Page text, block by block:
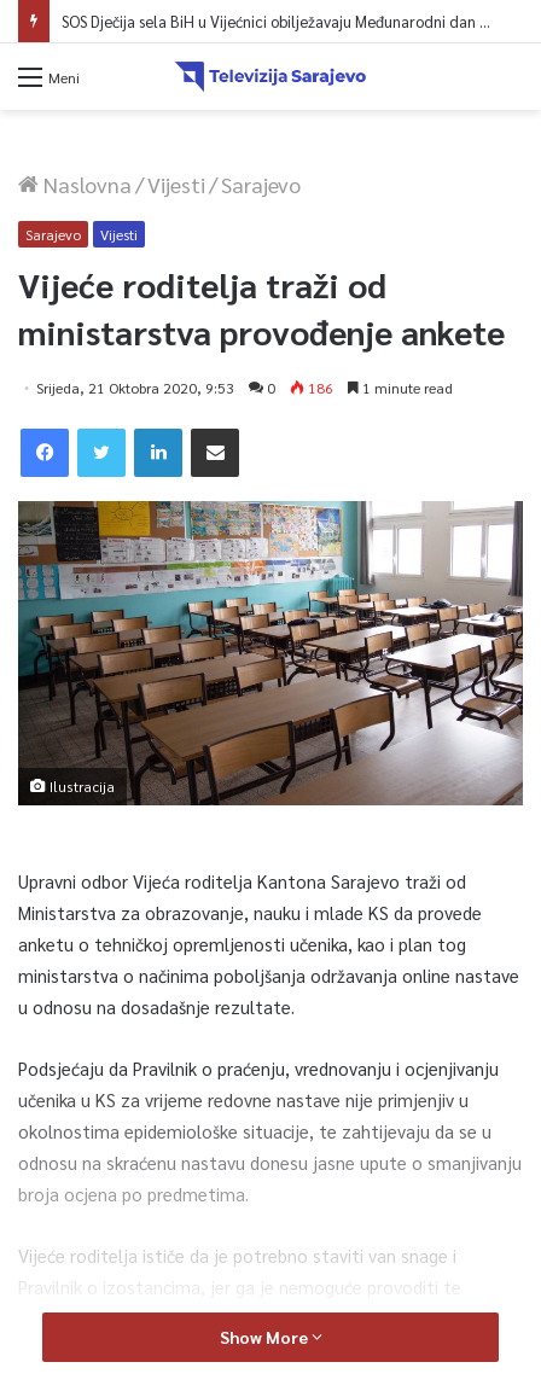
SOS Dječija sela BiH u Vijećnici obilježavaju Međunarodni dan mladih: Više od 200 zaposlenih i stambena podrška za osamostaljivanje
Meni
Naslovna/Vijesti/Sarajevo
Sarajevo Vijesti
Vijeće roditelja traži od
ministarstva provođenje ankete
Srijeda, 21 Oktobra 2020, 9:53 0 186 1 minute read
Ilustracija
Upravni odbor Vijeća roditelja Kantona Sarajevo traži od
Ministarstva za obrazovanje, nauku i mlade KS da provede
anketu o tehničkoj opremljenosti učenika, kao i plan tog
ministarstva o načinima poboljšanja održavanja online nastave
u odnosu na dosadašnje rezultate.
Podsjećaju da Pravilnik o praćenju, vrednovanju i ocjenjivanju
učenika u KS za vrijeme redovne nastave nije primjenjiv u
okolnostima epidemiološke situacije, te zahtijevaju da se u
odnosu na skraćenu nastavu donesu jasne upute o smanjivanju
broja ocjena po predmetima.
Vijeće roditelja ističe da je potrebno staviti van snage i
Pravilnik o izostancima, jer ga je nemoguće provoditi te
naglašavaju da je hitno potrebno povećati broj asistenata u
nastavi u skladu s potrebama škola.
Show More